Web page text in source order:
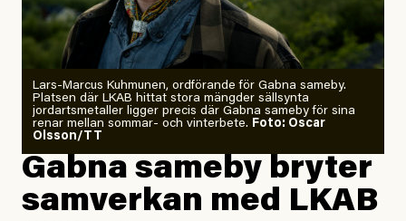
Lars-Marcus Kuhmunen, ordförande för Gabna sameby.
Platsen där LKAB hittat stora mängder sällsynta
jordartsmetaller ligger precis där Gabna sameby för sina
renar mellan sommar- och vinterbete. Foto: Oscar
Olsson/TT
Gabna sameby bryter
samverkan med LKAB